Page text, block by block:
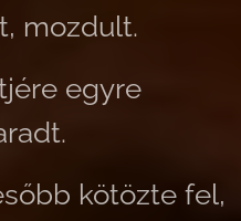
mozdult.
egyre
kötözte fel,